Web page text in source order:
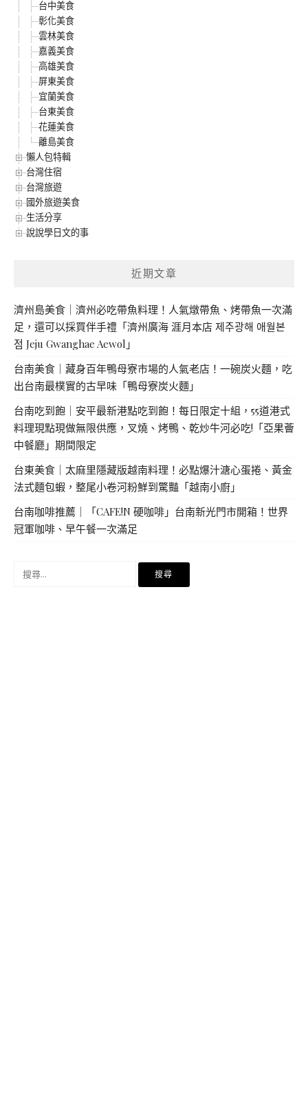
台中美食
彰化美食
雲林美食
嘉義美食
高雄美食
屏東美食
宜蘭美食
台東美食
花蓮美食
離島美食
懶人包特輯
台灣住宿
台灣旅遊
國外旅遊美食
生活分享
說說學日文的事
近期文章
濟州島美食｜濟州必吃帶魚料理！人氣燉帶魚、烤帶魚一次滿
足，還可以採買伴手禮「濟州廣海 涯月本店 제주광해 애월본
점 Jeju Gwanghae Aewol」
台南美食｜藏身百年鴨母寮市場的人氣老店！一碗炭火麵，吃
出台南最樸實的古早味「鴨母寮炭火麵」
台南吃到飽｜安平最新港點吃到飽！每日限定十組，55道港式
料理現點現做無限供應，叉燒、烤鴨、乾炒牛河必吃!「亞果薈
中餐廳」期間限定
台東美食｜太麻里隱藏版越南料理！必點爆汁溏心蛋捲、黃金
法式麵包蝦，整尾小卷河粉鮮到驚豔「越南小廚」
台南咖啡推薦｜「CAFE!N 硬咖啡」台南新光門市開箱！世界
冠軍咖啡、早午餐一次滿足